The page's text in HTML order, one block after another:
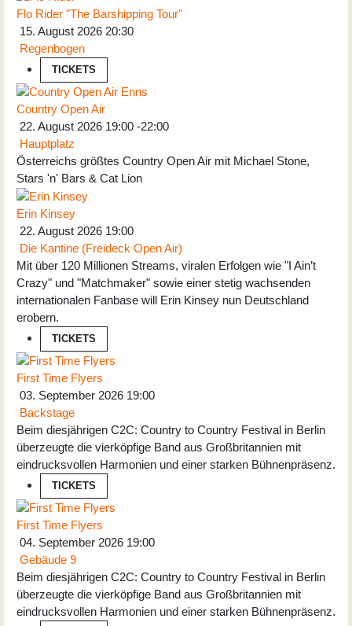
Flo Rider "The Barshipping Tour"
15. August 2026 20:30
Regenbogen
TICKETS
Country Open Air
22. August 2026 19:00 -22:00
Hauptplatz
Österreichs größtes Country Open Air mit Michael Stone,
Stars 'n' Bars & Cat Lion
Erin Kinsey
22. August 2026 19:00
Die Kantine (Freideck Open Air)
Mit über 120 Millionen Streams, viralen Erfolgen wie "I Ain’t
Crazy" und "Matchmaker" sowie einer stetig wachsenden
internationalen Fanbase will Erin Kinsey nun Deutschland
erobern.
TICKETS
First Time Flyers
03. September 2026 19:00
Backstage
Beim diesjährigen C2C: Country to Country Festival in Berlin
überzeugte die vierköpfige Band aus Großbritannien mit
eindrucksvollen Harmonien und einer starken Bühnenpräsenz.
TICKETS
First Time Flyers
04. September 2026 19:00
Gebäude 9
Beim diesjährigen C2C: Country to Country Festival in Berlin
überzeugte die vierköpfige Band aus Großbritannien mit
eindrucksvollen Harmonien und einer starken Bühnenpräsenz.